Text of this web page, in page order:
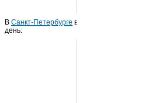
В Санкт-Петербурге в этот
день: